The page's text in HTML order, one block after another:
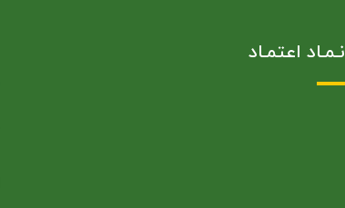
نـمـاد اعتمـاد